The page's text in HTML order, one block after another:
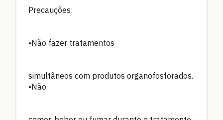
Precauções:
•Não fazer tratamentos
simultâneos com produtos organofosforados.
•Não